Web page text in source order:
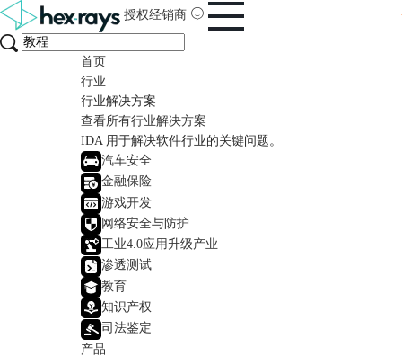
授权经销商
首页
行业
行业解决方案
查看所有行业解决方案
IDA 用于解决软件行业的关键问题。
汽车安全
金融保险
游戏开发
网络安全与防护
工业4.0应用升级产业
渗透测试
教育
知识产权
司法鉴定
产品